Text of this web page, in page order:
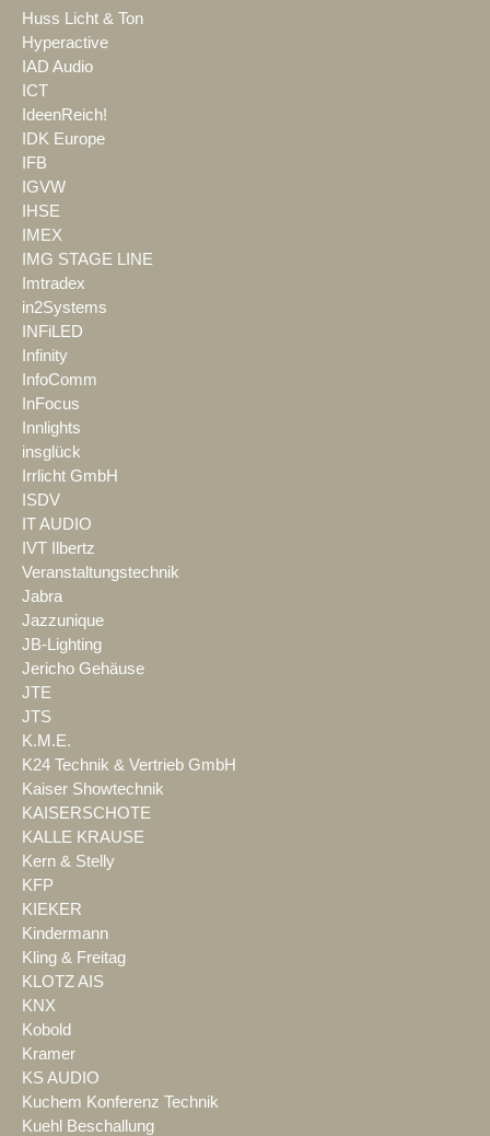
Huss Licht & Ton
Hyperactive
IAD Audio
ICT
IdeenReich!
IDK Europe
IFB
IGVW
IHSE
IMEX
IMG STAGE LINE
Imtradex
in2Systems
INFiLED
Infinity
InfoComm
InFocus
Innlights
insglück
Irrlicht GmbH
ISDV
IT AUDIO
IVT Ilbertz
Veranstaltungstechnik
Jabra
Jazzunique
JB-Lighting
Jericho Gehäuse
JTE
JTS
K.M.E.
K24 Technik & Vertrieb GmbH
Kaiser Showtechnik
KAISERSCHOTE
KALLE KRAUSE
Kern & Stelly
KFP
KIEKER
Kindermann
Kling & Freitag
KLOTZ AIS
KNX
Kobold
Kramer
KS AUDIO
Kuchem Konferenz Technik
Kuehl Beschallung